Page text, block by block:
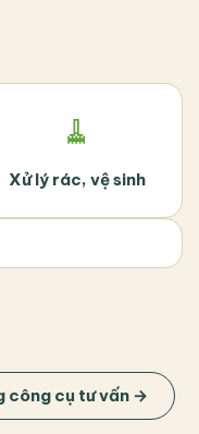
🧹
Xử lý rác, vệ sinh
công cụ tư vấn →